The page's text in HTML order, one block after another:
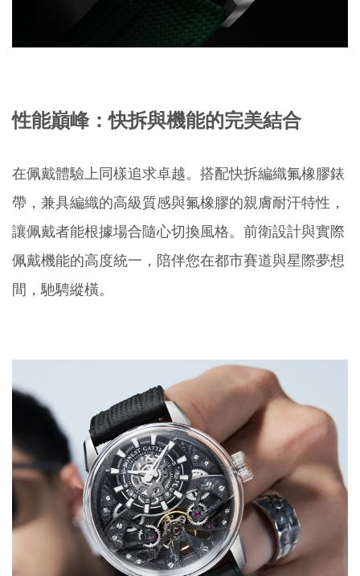
性能巔峰：快拆與機能的完美結合
在佩戴體驗上同樣追求卓越。搭配快拆編織氟橡膠錶
帶，兼具編織的高級質感與氟橡膠的親膚耐汗特性，
讓佩戴者能根據場合隨心切換風格。前衛設計與實際
佩戴機能的高度統一，陪伴您在都市賽道與星際夢想
間，馳騁縱橫。